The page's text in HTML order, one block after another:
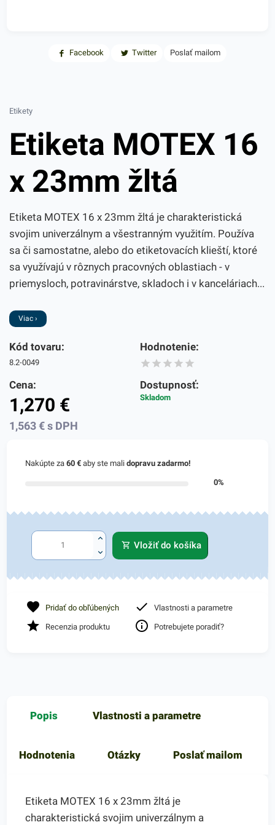
Facebook Twitter Poslať mailom
Etikety
Etiketa MOTEX 16
x 23mm žltá
Etiketa MOTEX 16 x 23mm žltá je charakteristická
svojim univerzálnym a všestranným využitím. Používa
sa či samostatne, alebo do etiketovacích klieští, ktoré
sa využívajú v rôznych pracovných oblastiach - v
priemysloch, potravinárstve, skladoch i v kanceláriach...
Viac ›
Kód tovaru:
8.2-0049
Hodnotenie:
Cena:
1,270 €
1,563€ s DPH
Dostupnosť:
Skladom
Nakúpte za60 € aby ste malidopravu zadarmo!
0%
Vložiť do košíka
Pridať do obľúbených Vlastnosti a parametre
Recenzia produktu Potrebujete poradiť?
Popis Vlastnosti a parametre
Hodnotenia Otázky Poslať mailom
Etiketa MOTEX 16 x 23mm žltá je
charakteristická svojim univerzálnym a